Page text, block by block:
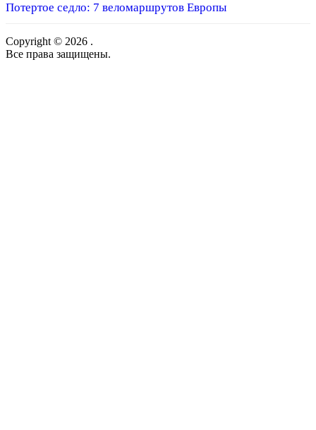
Потертое седло: 7 веломаршрутов Европы
Copyright © 2026 .
Все права защищены.